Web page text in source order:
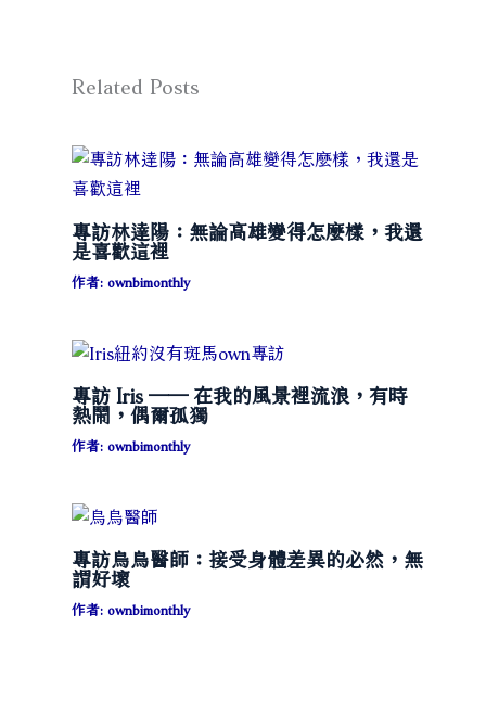
Related Posts
專訪林達陽：無論高雄變得怎麼樣，我還
是喜歡這裡
作者:ownbimonthly
專訪 Iris ── 在我的風景裡流浪，有時
熱鬧，偶爾孤獨
作者:ownbimonthly
專訪烏烏醫師：接受身體差異的必然，無
謂好壞
作者:ownbimonthly